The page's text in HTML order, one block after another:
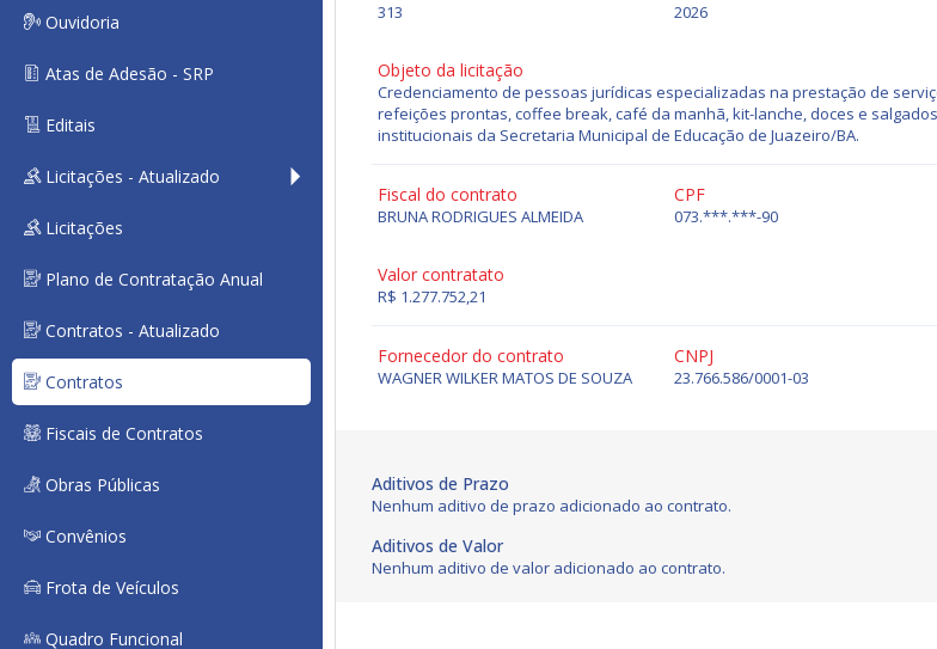
Ouvidoria
Atas de Adesão - SRP
Editais
Licitações - Atualizado
Licitações
Plano de Contratação Anual
Contratos - Atualizado
Contratos
Fiscais de Contratos
Obras Públicas
Convênios
Frota de Veículos
Quadro Funcional
313 2026
Objeto da licitação
Credenciamento de pessoas jurídicas especializadas na prestação de
refeições prontas, coffee break, café da manhã, kit-lanche, doces e
institucionais da Secretaria Municipal de Educação de Juazeiro/BA.
Fiscal do contrato
BRUNA RODRIGUES ALMEIDA
CPF
073.***.***-90
Valor contratato
R$ 1.277.752,21
Fornecedor do contrato
WAGNER WILKER MATOS DE SOUZA
CNPJ
23.766.586/0001-03
Aditivos de Prazo
Nenhum aditivo de prazo adicionado ao contrato.
Aditivos de Valor
Nenhum aditivo de valor adicionado ao contrato.